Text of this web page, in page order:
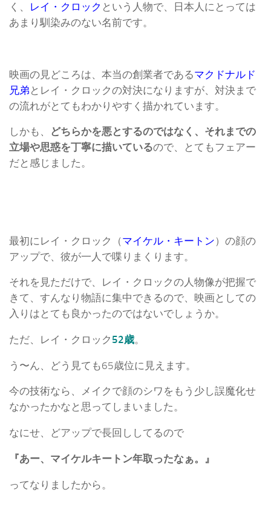
く、 レイ・クロック という人物で、日本人にとっては
あまり馴染みのない名前です。
映画の見どころは、本当の創業者であるマクドナルド
兄弟 とレイ・クロックの対決になりますが、対決まで
の流れがとてもわかりやすく描かれています。
しかも、 どちらかを悪とするのではなく、それまでの
立場や思惑を丁寧に描いているので、とてもフェアー
だと感じました。
最初にレイ・クロック（マイケル・キートン ）の顔の
アップで、彼が一人で喋りまくります。
それを見ただけで、レイ・クロックの人物像が把握で
きて、すんなり物語に集中できるので、映画としての
入りはとても良かったのではないでしょうか。
ただ、レイ・クロック 52歳。
う〜ん、どう見ても65歳位に見えます。
今の技術なら、メイクで顔のシワをもう少し誤魔化せ
なかったかなと思ってしまいました。
なにせ、どアップで長回ししてるので
『あー、マイケルキートン年取ったなぁ。』
ってなりましたから。